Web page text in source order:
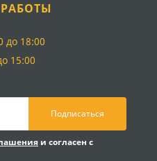
до 18:00
15:00
Подписаться
и согласен с